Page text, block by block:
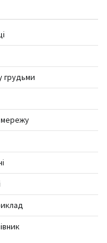
грудьми
мережу